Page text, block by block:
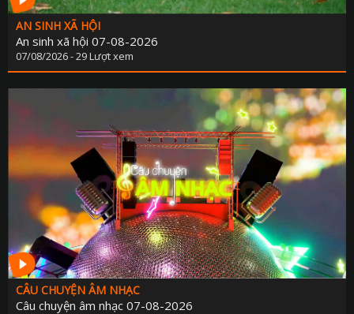
AN SINH XÃ HỘI
An sinh xã hội 07-08-2026
07/08/2026 - 29 Lượt xem
CÂU CHUYỆN ÂM NHẠC
Câu chuyện âm nhạc 07-08-2026